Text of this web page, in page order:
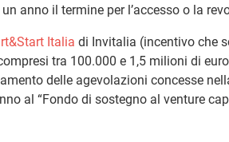
anno il termine per l’accesso o la
Italia di Invitalia (incentivo che
tra 100.000 e 1,5 milioni di
delle agevolazioni concesse
al “Fondo di sostegno al venture